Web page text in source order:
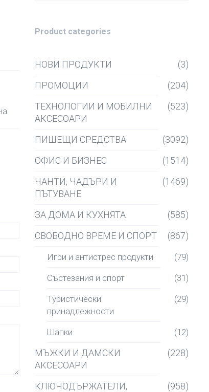
Product categories
НОВИ ПРОДУКТИ
(3)
ПРОМОЦИИ
(204)
ТЕХНОЛОГИИ И МОБИЛНИ
АКСЕСОАРИ
(523)
ПИШЕЩИ СРЕДСТВА
(3092)
ОФИС И БИЗНЕС
(1514)
ЧАНТИ, ЧАДЪРИ И
ПЪТУВАНЕ
(1469)
ЗА ДОМА И КУХНЯТА
(585)
СВОБОДНО ВРЕМЕ И СПОРТ
(867)
Игри и антистрес продукти (79)
Състезания и спорт (31)
Туристически
принадлежности
(29)
Шапки (12)
МЪЖКИ И ДАМСКИ
АКСЕСОАРИ
(228)
КЛЮЧОДЪРЖАТЕЛИ,
(958)